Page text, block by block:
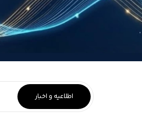
اطلاعیه و اخبار